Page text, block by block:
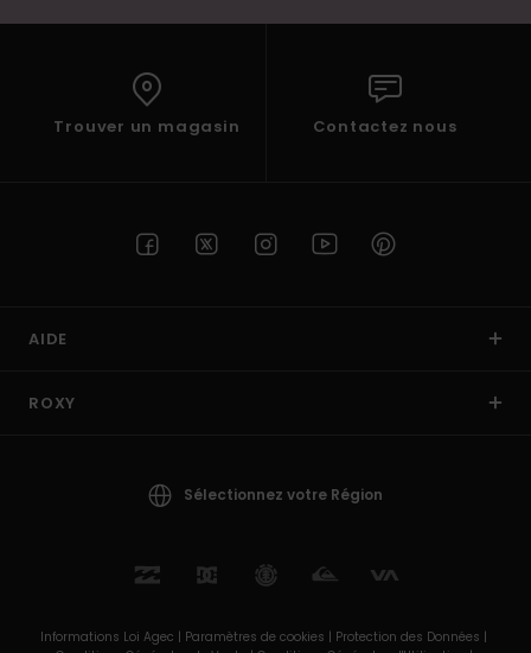
Trouver un magasin Contactez nous
AIDE
ROXY
Sélectionnez votre Région
Informations Loi Agec | Paramètres de cookies | Protection des Données |